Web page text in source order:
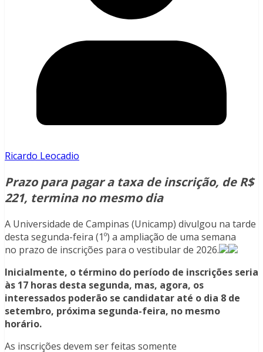
Ricardo Leocadio
Prazo para pagar a taxa de inscrição, de R$
221, termina no mesmo dia
A Universidade de Campinas (Unicamp) divulgou na tarde
desta segunda-feira (1º) a ampliação de uma semana
no prazo de inscrições para o vestibular de 2026.
Inicialmente, o término do período de inscrições seria
às 17 horas desta segunda, mas, agora, os
interessados poderão se candidatar até o dia 8 de
setembro, próxima segunda-feira, no mesmo
horário.
As inscrições devem ser feitas somente